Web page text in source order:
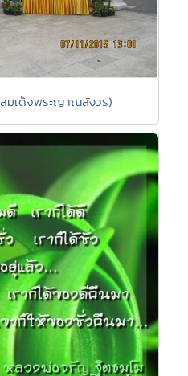
มเด็จพระญาณสังวร)